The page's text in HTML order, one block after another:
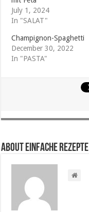
July 1, 2024
In "SALAT"
Champignon-Spaghetti
December 30, 2022
In "PASTA"
About Einfache Rezepte